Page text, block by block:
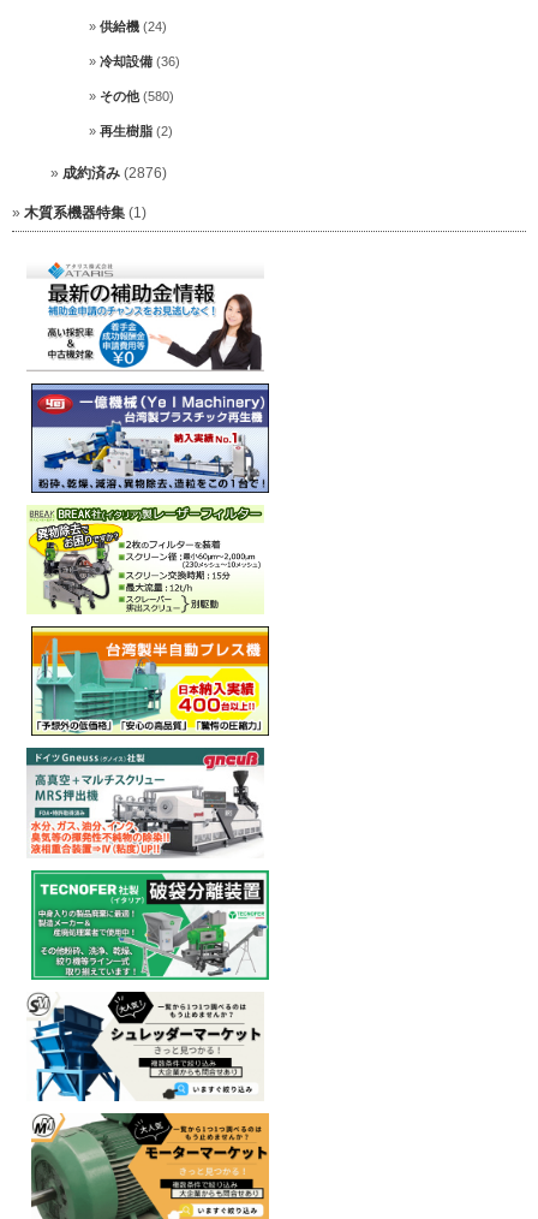
供給機 (24)
冷却設備 (36)
その他(580)
再生樹脂 (2)
成約済み (2876)
木質系機器特集 (1)